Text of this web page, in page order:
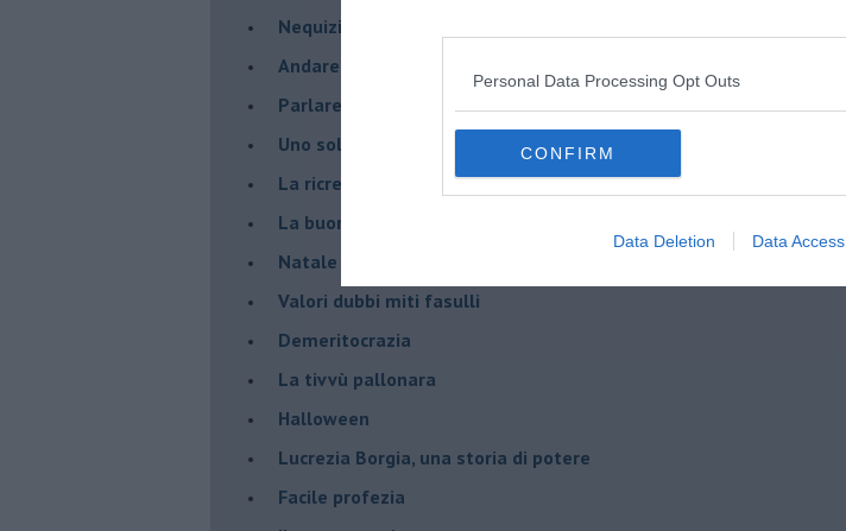
Personal Data Processing Opt Outs
CONFIRM
Data Deletion Data Access
Nequizia
Andare oltre lo specchio
Parlare con la televisione
Uno solo al comando?
La ricreazione è finita
La buona notizia
Natale con l'elmetto
Valori dubbi miti fasulli
Demeritocrazia
La tivvù pallonara
Halloween
​Lucrezia Borgia, una storia di potere
Facile profezia